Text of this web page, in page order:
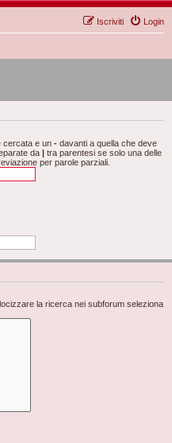
Login
Iscriviti
cercata e un - davanti a quella che deve
da | tra parentesi se solo una delle
per parole parziali.
la ricerca nei subforum seleziona